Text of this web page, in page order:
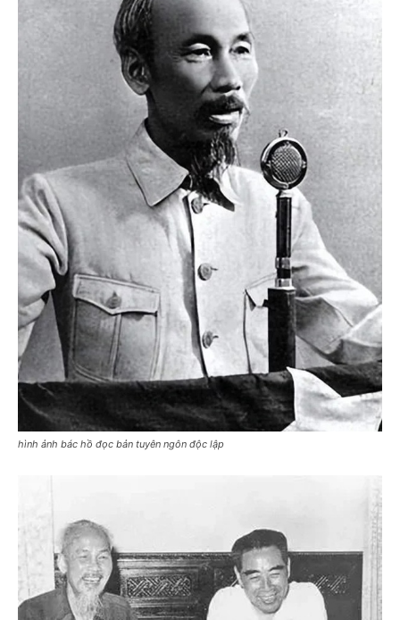
hình ảnh bác hồ đọc bản tuyên ngôn độc lập